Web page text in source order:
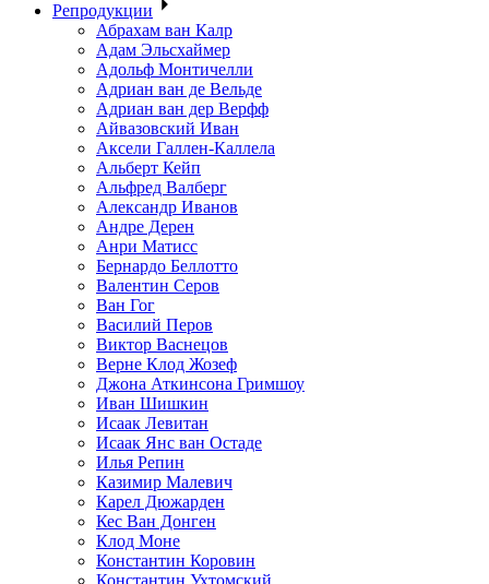
Репродукции
Абрахам ван Калр
Адам Эльсхаймер
Адольф Монтичелли
Адриан ван де Вельде
Адриан ван дер Верфф
Айвазовский Иван
Аксели Галлен-Каллела
Альберт Кейп
Альфред Валберг
Александр Иванов
Андре Дерен
Анри Матисс
Бернардо Беллотто
Валентин Серов
Ван Гог
Василий Перов
Виктор Васнецов
Верне Клод Жозеф
Джона Аткинсона Гримшоу
Иван Шишкин
Исаак Левитан
Исаак Янс ван Остаде
Илья Репин
Казимир Малевич
Карел Дюжарден
Кес Ван Донген
Клод Моне
Константин Коровин